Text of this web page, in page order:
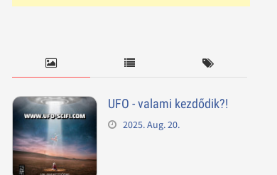
UFO - valami kezdődik?!
2025. Aug. 20.